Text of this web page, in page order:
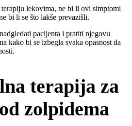
terapiju lekovima, ne bi li ovi simptomi
bi li se što lakše prevazišli.
pacijenta i pratiti njegovu
kako bi se izbegla svaka opasnost da
terapija za
zolpidema